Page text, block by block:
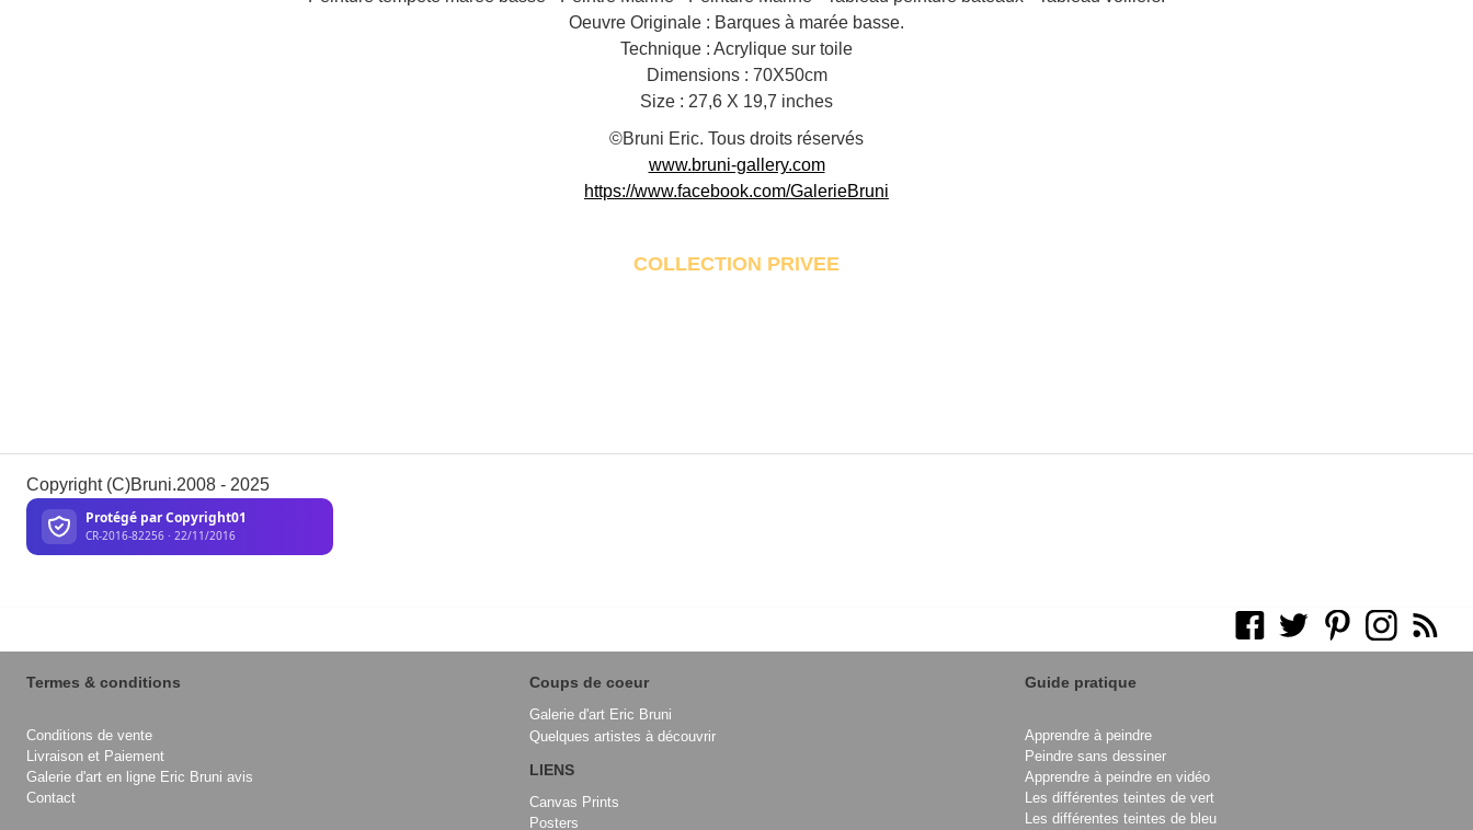
Oeuvre Originale : Barques à marée basse.
Technique : Acrylique sur toile
Dimensions : 70X50cm
Size : 27,6 X 19,7 inches
©Bruni Eric. Tous droits réservés
www.bruni-gallery.com
https://www.facebook.com/GalerieBruni
COLLECTION PRIVEE
Copyright (C)Bruni.2008 - 2025
Termes & conditions
Conditions de vente
Livraison et Paiement
Galerie d'art en ligne Eric Bruni avis
Contact
Coups de coeur
Galerie d'art Eric Bruni
Quelques artistes à découvrir
LIENS
Canvas Prints
Posters
Guide pratique
Apprendre à peindre
Peindre sans dessiner
Apprendre à peindre en vidéo
Les différentes teintes de vert
Les différentes teintes de bleu